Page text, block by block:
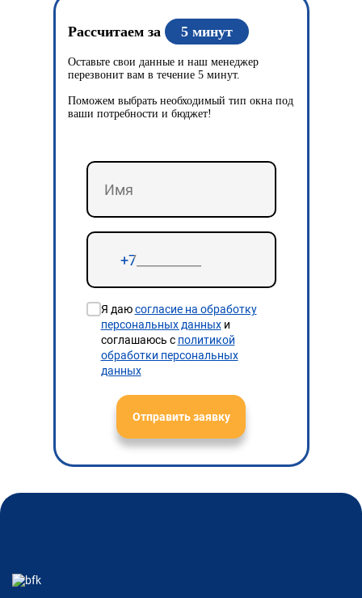
Рассчитаем за 5 минут
Оставьте свои данные и наш менеджер
перезвонит вам в течение 5 минут.
Поможем выбрать необходимый тип окна под
ваши потребности и бюджет!
Я даюсогласие на обработку
персональных данныхи
соглашаюсь с политикой
обработки персональных
данных
Отправить заявку